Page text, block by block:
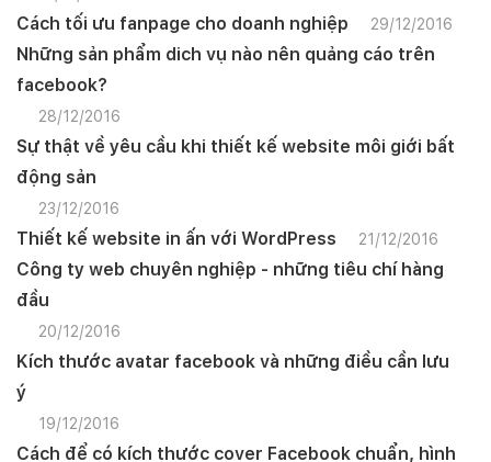
Cách tối ưu fanpage cho doanh nghiệp 29/12/2016
Những sản phẩm dich vụ nào nên quảng cáo trên
facebook?
28/12/2016
Sự thật về yêu cầu khi thiết kế website môi giới bất
động sản
23/12/2016
Thiết kế website in ấn với WordPress 21/12/2016
Công ty web chuyên nghiệp - những tiêu chí hàng
đầu
20/12/2016
Kích thước avatar facebook và những điều cần lưu
ý
19/12/2016
Cách để có kích thước cover Facebook chuẩn, hình
Tài khoản đã đượcMona Media cung cấp cho quý